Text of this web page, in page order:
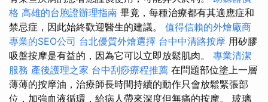
格 高雄的台胞證辦理指南 畢竟，每種治療都有其適應症和
禁忌症，因此始終歡迎醫生的建議。 值得信賴的外燴廠商
專業的SEO公司 台北優質外燴選擇 台中中清路按摩 用矽膠
吸盤按摩是有益的，因為它可以立即放鬆肌肉。 專業清潔
服務 產後護理之家 台中刮痧療程推薦 在問題部位塗上一層
薄薄的按摩油，治療師長時間持續的動作只會放鬆緊張部
位，加強血液循環，給病人帶來深度但無痛的按摩。 玻璃